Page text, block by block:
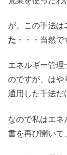
が、この手法は
た ・・・当然で
エネルギー管理
のですが、はや
通用した手法だ
なので私はエネ
書を再び開いて